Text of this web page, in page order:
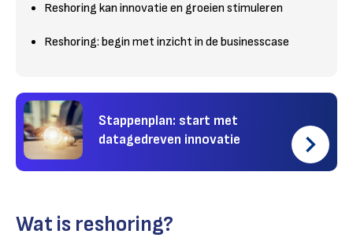
Reshoring kan innovatie en groeien stimuleren
Reshoring: begin met inzicht in de businesscase
Stappenplan: start met
datagedreven innovatie
Wat is reshoring?